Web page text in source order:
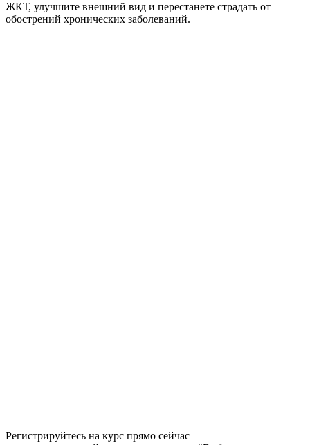
ЖКТ, улучшите внешний вид и перестанете страдать от
обострений хронических заболеваний.
Регистрируйтесь на курс прямо сейчас